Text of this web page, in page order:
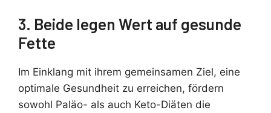
3. Beide legen Wert auf gesunde
Fette
Im Einklang mit ihrem gemeinsamen Ziel, eine
optimale Gesundheit zu erreichen, fördern
sowohl Paläo- als auch Keto-Diäten die